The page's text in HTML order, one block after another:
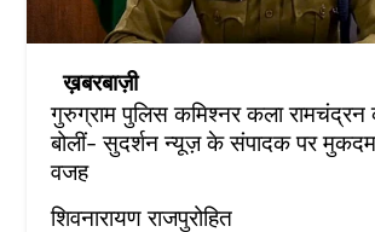
ख़बरबाज़ी
गुरुग्राम पुलिस कमिश्नर कला रामचंद्रन
बोलीं- सुदर्शन न्यूज़ के संपादक पर
वजह
शिवनारायण राजपुरोहित